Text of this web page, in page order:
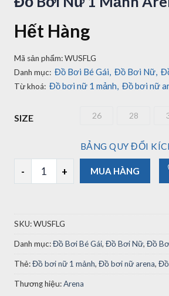
Hết Hàng
Mã sản phẩm:WUSFLG
Danh mục: Đồ Bơi Bé Gái, Đồ Bơi Nữ,
Từ khoá: Đồ bơi nữ 1 mảnh, Đồ bơi nữ
SIZE 26
26 28
28
BẢNG QUY ĐỔI
Đồ Bơi Nữ 1 Mảnh Arena USA Flag
MUA HÀNG
SKU:WUSFLG
Danh mục:Đồ Bơi Bé Gái, Đồ Bơi Nữ, Đồ
Thẻ:Đồ bơi nữ 1 mảnh, Đồ bơi nữ arena, Đồ
Thương hiệu:Arena